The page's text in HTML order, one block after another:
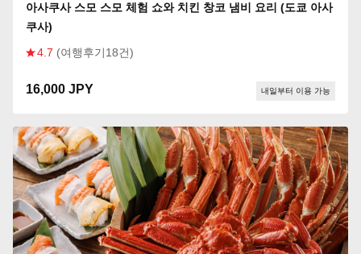
아사쿠사 스모 스모 체험 쇼와 치킨 창코 냄비 요리 (도쿄 아사
쿠사)
4.7 (여행후기18건)
16,000 JPY 내일부터 이용 가능